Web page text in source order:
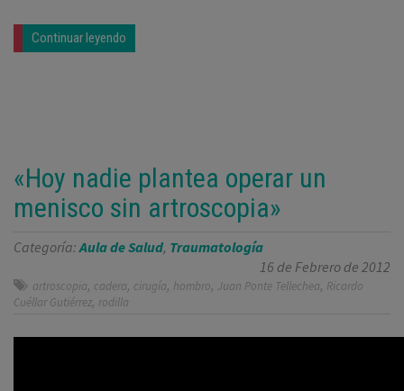
Continuar leyendo
«Hoy nadie plantea operar un
menisco sin artroscopia»
Categoría:Aula de Salud, Traumatología
16 de Febrero de 2012
artroscopia, cadera, cirugía, hombro, Juan Ponte Tellechea, Ricardo
Cuéllar Gutiérrez, rodilla